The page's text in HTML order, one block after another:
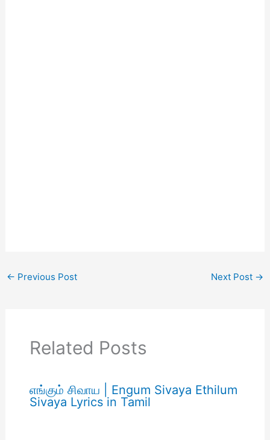
← Previous Post Next Post →
Related Posts
எங்கும் சிவாய | Engum Sivaya Ethilum
Sivaya Lyrics in Tamil